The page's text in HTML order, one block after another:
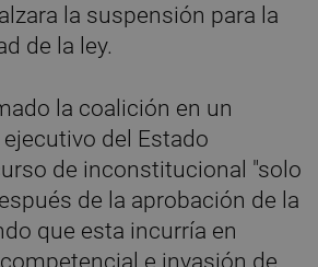
la suspensión para la
de la ley.
la coalición en un
del Estado
de inconstitucional "solo
de la aprobación de la
que esta incurría en
e invasión de